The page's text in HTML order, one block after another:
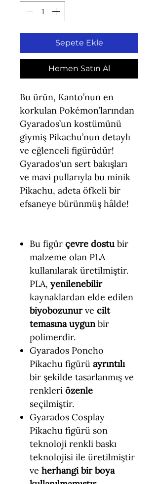
Sepete Ekle
Hemen Satın Al
Bu ürün, Kanto’nun en
korkulan Pokémon’larından
Gyarados’un kostümünü
giymiş Pikachu’nun detaylı
ve eğlenceli figürüdür!
Gyarados'un sert bakışları
ve mavi pullarıyla bu minik
Pikachu, adeta öfkeli bir
efsaneye bürünmüş hâlde!
Bu figür çevre dostu bir
malzeme olan PLA
kullanılarak üretilmiştir.
PLA, yenilenebilir
kaynaklardan elde edilen
biyobozunurve cilt
temasına uygunbir
polimerdir.
Gyarados Poncho
Pikachu figürü ayrıntılı
bir şekilde tasarlanmış ve
renkleri özenle
seçilmiştir.
Gyarados Cosplay
Pikachu figürü son
teknoloji renkli baskı
teknolojisi ile üretilmiştir
ve herhangi bir boya